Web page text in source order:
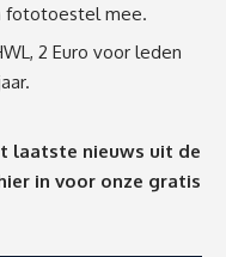
fototoestel mee.
2 Euro voor leden
laatste nieuws uit de
in voor onze gratis